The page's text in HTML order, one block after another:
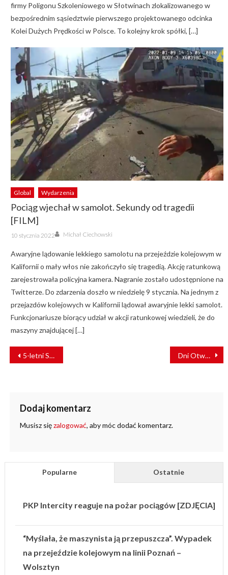
firmy Poligonu Szkoleniowego w Słotwinach zlokalizowanego w
bezpośrednim sąsiedztwie pierwszego projektowanego odcinka
Kolei Dużych Prędkości w Polsce. To kolejny krok spółki, […]
Global Wydarzenia
Pociąg wjechał w samolot. Sekundy od tragedii
[FILM]
Posted
on
10 stycznia 2022 Author
Michał Ciechowski
Awaryjne lądowanie lekkiego samolotu na przejeździe kolejowym w
Kalifornii o mały włos nie zakończyło się tragedią. Akcję ratunkową
zarejestrowała policyjna kamera. Nagranie zostało udostępnione na
Twitterze. Do zdarzenia doszło w niedzielę 9 stycznia. Na jednym z
przejazdów kolejowych w Kalifornii lądował awaryjnie lekki samolot.
Funkcjonariusze biorący udział w akcji ratunkowej wiedzieli, że do
maszyny znajdującej […]
NAWIGACJA
WPISU
5-letni Sudańczyk sam podróżował pociągiem Dni Otwarte Funduszy Europejskich z Kolejami Mazowieckimi
Dodaj komentarz
Musisz sięzalogować, aby móc dodać komentarz.
Popularne Ostatnie
PKP Intercity reaguje na pożar pociągów [ZDJĘCIA]
“Myślała, że maszynista ją przepuszcza”. Wypadek
na przejeździe kolejowym na linii Poznań –
Wolsztyn